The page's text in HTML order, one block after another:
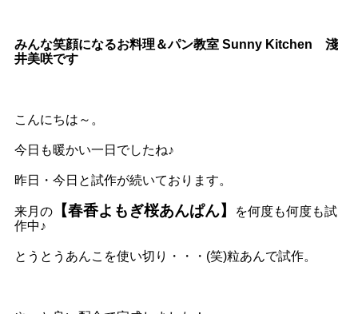
みんな笑顔になるお料理＆パン教室 Sunny Kitchen 淺
井美咲です
こんにちは～。
今日も暖かい一日でしたね♪
昨日・今日と試作が続いております。
来月の 【春香よもぎ桜あんぱん】
を何度も何度も試
作中♪
とうとうあんこを使い切り・・・(笑)粒あんで試作。